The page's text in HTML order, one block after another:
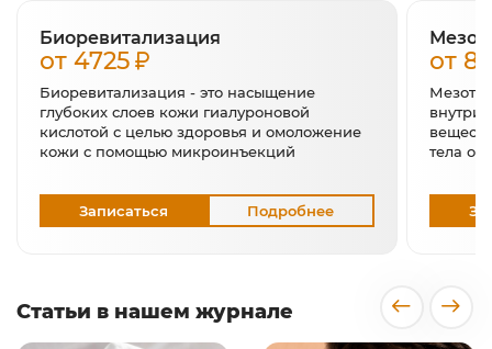
Биоревитализация
от 4725
Биоревитализация - это насыщение
глубоких слоев кожи гиалуроновой
кислотой с целью здоровья и омоложение
кожи с помощью микроинъекций
Записаться Подробнее
от
тела от
Статьи в нашем журнале